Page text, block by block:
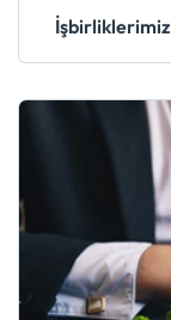
İşbirliklerimiz